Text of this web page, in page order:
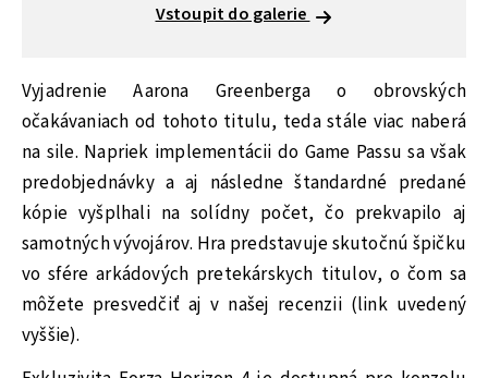
Vstoupit do galerie
Vyjadrenie Aarona Greenberga o obrovských
očakávaniach od tohoto titulu, teda stále viac naberá
na sile. Napriek implementácii do Game Passu sa však
predobjednávky a aj následne štandardné predané
kópie vyšplhali na solídny počet, čo prekvapilo aj
samotných vývojárov. Hra predstavuje skutočnú špičku
vo sfére arkádových pretekárskych titulov, o čom sa
môžete presvedčiť aj v našej recenzii (link uvedený
vyššie).